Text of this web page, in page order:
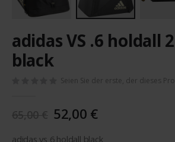
Anfang
der
Bildergalerie
adidas VS .6 holdall
black
Seien Sie der erste, der dieses
52,00 €
adidas vs 6 holdall black